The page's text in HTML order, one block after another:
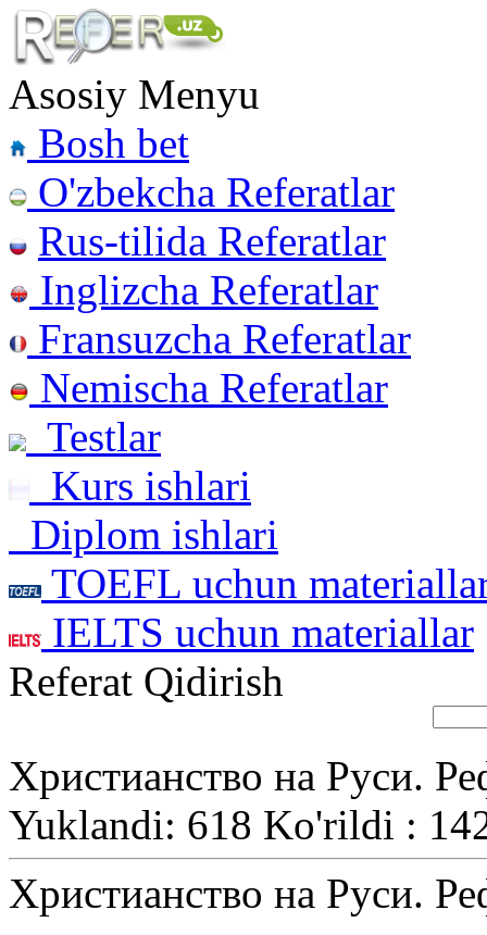
Asosiy Menyu
Bosh bet
O'zbekcha Referatlar
Rus-tilida Referatlar
Inglizcha Referatlar
Fransuzcha Referatlar
Nemischa Referatlar
Testlar
Kurs ishlari
Diplom ishlari
TOEFL uchun
IELTS uchun materiallar
Referat Qidirish
Христианство на Руси.
Yuklandi: 618 Ko'rildi :
Христианство на Руси.